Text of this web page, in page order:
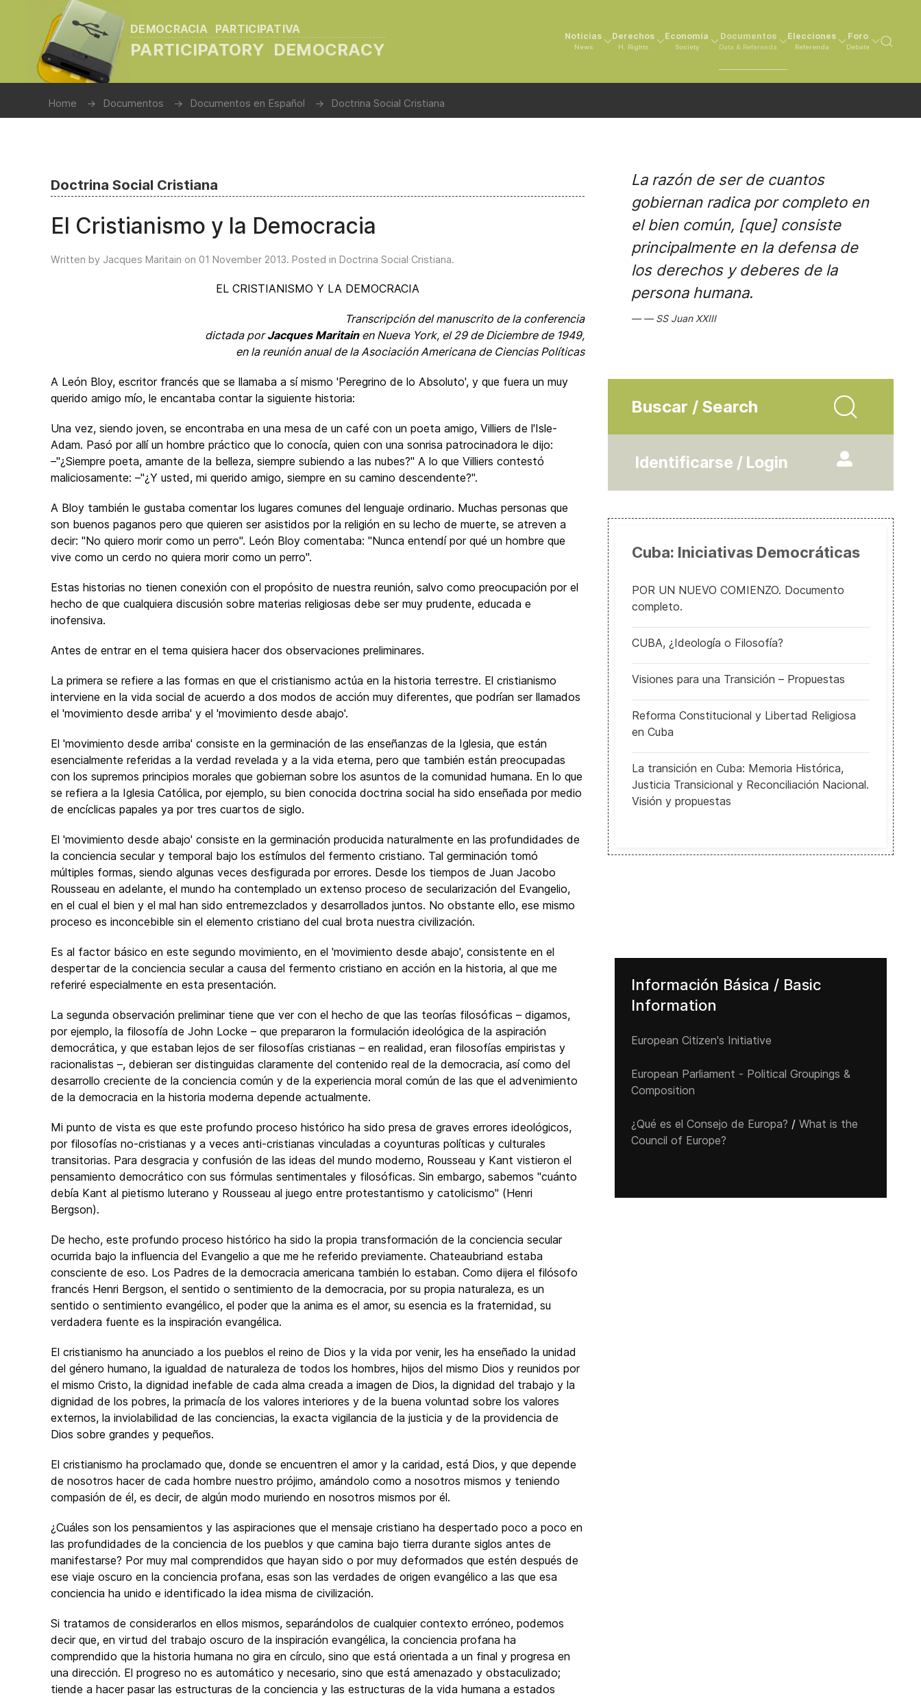
DEMOCRACIA PARTICIPATIVA
PARTICIPATORY DEMOCRACY
Noticias
News
Derechos
H. Rights
Economía
Society
Documentos
Data & Referenda
Elecciones
Referenda
Foro
Debate
Home Documentos Documentos en Español Doctrina Social Cristiana
Doctrina Social Cristiana
El Cristianismo y la Democracia
Written by Jacques Maritain on 01 November 2013. Posted in Doctrina Social Cristiana.
EL CRISTIANISMO Y LA DEMOCRACIA
Transcripción del manuscrito de la conferencia
dictada porJacques Maritainen Nueva York, el 29 de Diciembre de 1949,
en la reunión anual de la Asociación Americana de Ciencias Políticas
A León Bloy, escritor francés que se llamaba a sí mismo 'Peregrino de lo Absoluto', y que fuera un muy
querido amigo mío, le encantaba contar la siguiente historia:
Una vez, siendo joven, se encontraba en una mesa de un café con un poeta amigo, Villiers de l'Isle-
Adam. Pasó por allí un hombre práctico que lo conocía, quien con una sonrisa patrocinadora le dijo:
–"¿Siempre poeta, amante de la belleza, siempre subiendo a las nubes?" A lo que Villiers contestó
maliciosamente: –"¿Y usted, mi querido amigo, siempre en su camino descendente?".
A Bloy también le gustaba comentar los lugares comunes del lenguaje ordinario. Muchas personas que
son buenos paganos pero que quieren ser asistidos por la religión en su lecho de muerte, se atreven a
decir: "No quiero morir como un perro". León Bloy comentaba: "Nunca entendí por qué un hombre que
vive como un cerdo no quiera morir como un perro".
Estas historias no tienen conexión con el propósito de nuestra reunión, salvo como preocupación por el
hecho de que cualquiera discusión sobre materias religiosas debe ser muy prudente, educada e
inofensiva.
Antes de entrar en el tema quisiera hacer dos observaciones preliminares.
La primera se refiere a las formas en que el cristianismo actúa en la historia terrestre. El cristianismo
interviene en la vida social de acuerdo a dos modos de acción muy diferentes, que podrían ser llamados
el 'movimiento desde arriba' y el 'movimiento desde abajo'.
El 'movimiento desde arriba' consiste en la germinación de las enseñanzas de la Iglesia, que están
esencialmente referidas a la verdad revelada y a la vida eterna, pero que también están preocupadas
con los supremos principios morales que gobiernan sobre los asuntos de la comunidad humana. En lo que
se refiera a la Iglesia Católica, por ejemplo, su bien conocida doctrina social ha sido enseñada por medio
de encíclicas papales ya por tres cuartos de siglo.
El 'movimiento desde abajo' consiste en la germinación producida naturalmente en las profundidades de
la conciencia secular y temporal bajo los estímulos del fermento cristiano. Tal germinación tomó
múltiples formas, siendo algunas veces desfigurada por errores. Desde los tiempos de Juan Jacobo
Rousseau en adelante, el mundo ha contemplado un extenso proceso de secularización del Evangelio,
en el cual el bien y el mal han sido entremezclados y desarrollados juntos. No obstante ello, ese mismo
proceso es inconcebible sin el elemento cristiano del cual brota nuestra civilización.
Es al factor básico en este segundo movimiento, en el 'movimiento desde abajo', consistente en el
despertar de la conciencia secular a causa del fermento cristiano en acción en la historia, al que me
referiré especialmente en esta presentación.
La segunda observación preliminar tiene que ver con el hecho de que las teorías filosóficas – digamos,
por ejemplo, la filosofía de John Locke – que prepararon la formulación ideológica de la aspiración
democrática, y que estaban lejos de ser filosofías cristianas – en realidad, eran filosofías empiristas y
racionalistas –, debieran ser distinguidas claramente del contenido real de la democracia, así como del
desarrollo creciente de la conciencia común y de la experiencia moral común de las que el advenimiento
de la democracia en la historia moderna depende actualmente.
Mi punto de vista es que este profundo proceso histórico ha sido presa de graves errores ideológicos,
por filosofías no-cristianas y a veces anti-cristianas vinculadas a coyunturas políticas y culturales
transitorias. Para desgracia y confusión de las ideas del mundo moderno, Rousseau y Kant vistieron el
pensamiento democrático con sus fórmulas sentimentales y filosóficas. Sin embargo, sabemos "cuánto
debía Kant al pietismo luterano y Rousseau al juego entre protestantismo y catolicismo" (Henri
Bergson).
De hecho, este profundo proceso histórico ha sido la propia transformación de la conciencia secular
ocurrida bajo la influencia del Evangelio a que me he referido previamente. Chateaubriand estaba
consciente de eso. Los Padres de la democracia americana también lo estaban. Como dijera el filósofo
francés Henri Bergson, el sentido o sentimiento de la democracia, por su propia naturaleza, es un
sentido o sentimiento evangélico, el poder que la anima es el amor, su esencia es la fraternidad, su
verdadera fuente es la inspiración evangélica.
El cristianismo ha anunciado a los pueblos el reino de Dios y la vida por venir, les ha enseñado la unidad
del género humano, la igualdad de naturaleza de todos los hombres, hijos del mismo Dios y reunidos por
el mismo Cristo, la dignidad inefable de cada alma creada a imagen de Dios, la dignidad del trabajo y la
dignidad de los pobres, la primacía de los valores interiores y de la buena voluntad sobre los valores
externos, la inviolabilidad de las conciencias, la exacta vigilancia de la justicia y de la providencia de
Dios sobre grandes y pequeños.
El cristianismo ha proclamado que, donde se encuentren el amor y la caridad, está Dios, y que depende
de nosotros hacer de cada hombre nuestro prójimo, amándolo como a nosotros mismos y teniendo
compasión de él, es decir, de algún modo muriendo en nosotros mismos por él.
¿Cuáles son los pensamientos y las aspiraciones que el mensaje cristiano ha despertado poco a poco en
las profundidades de la conciencia de los pueblos y que camina bajo tierra durante siglos antes de
manifestarse? Por muy mal comprendidos que hayan sido o por muy deformados que estén después de
ese viaje oscuro en la conciencia profana, esas son las verdades de origen evangélico a las que esa
conciencia ha unido e identificado la idea misma de civilización.
Si tratamos de considerarlos en ellos mismos, separándolos de cualquier contexto erróneo, podemos
decir que, en virtud del trabajo oscuro de la inspiración evangélica, la conciencia profana ha
comprendido que la historia humana no gira en círculo, sino que está orientada a un final y progresa en
una dirección. El progreso no es automático y necesario, sino que está amenazado y obstaculizado;
tiende a hacer pasar las estructuras de la conciencia y las estructuras de la vida humana a estados
La razón de ser de cuantos
gobiernan radica por completo en
el bien común, [que] consiste
principalmente en la defensa de
los derechos y deberes de la
persona humana.
SS Juan XXIII
Buscar / Search
Identificarse / Login
Cuba: Iniciativas Democráticas
POR UN NUEVO COMIENZO. Documento
completo.
CUBA, ¿Ideología o Filosofía?
Visiones para una Transición – Propuestas
Reforma Constitucional y Libertad Religiosa
en Cuba
La transición en Cuba: Memoria Histórica,
Justicia Transicional y Reconciliación Nacional.
Visión y propuestas
Información Básica / Basic
Information
European Citizen's Initiative
European Parliament - Political Groupings &
Composition
¿Qué es el Consejo de Europa? / What is the
Council of Europe?